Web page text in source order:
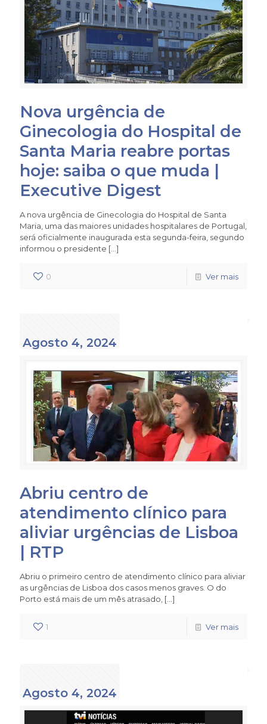
Nova urgência de
Ginecologia do Hospital de
Santa Maria reabre portas
hoje: saiba o que muda |
Executive Digest
A nova urgência de Ginecologia do Hospital de Santa
Maria, uma das maiores unidades hospitalares de Portugal,
será oficialmente inaugurada esta segunda-feira, segundo
informou o presidente […]
0 Ver mais
Agosto 4, 2024
Abriu centro de
atendimento clínico para
aliviar urgências de Lisboa
| RTP
Abriu o primeiro centro de atendimento clínico para aliviar
as urgências de Lisboa dos casos menos graves. O do
Porto está mais de um mês atrasado, […]
1 Ver mais
Agosto 4, 2024